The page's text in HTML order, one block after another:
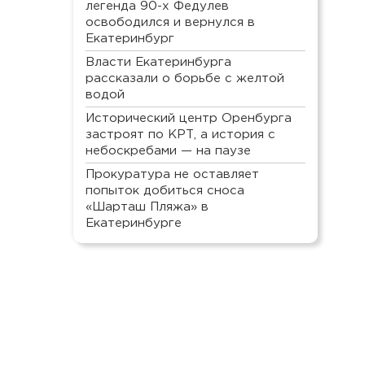
легенда 90-х Федулев
освободился и вернулся в
Екатеринбург
Власти Екатеринбурга
рассказали о борьбе с желтой
водой
Исторический центр Оренбурга
застроят по КРТ, а история с
небоскребами — на паузе
Прокуратура не оставляет
попыток добиться сноса
«Шарташ Пляжа» в
Екатеринбурге